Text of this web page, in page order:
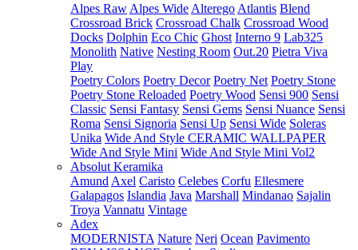
Alpes Raw Alpes Wide Alterego Atlantis Blend
Crossroad Brick Crossroad Chalk Crossroad Wood
Docks Dolphin Eco Chic Ghost Interno 9 Lab325
Monolith Native Nesting Room Out.20 Pietra Viva
Play
Poetry Colors Poetry Decor Poetry Net Poetry Stone
Poetry Stone Reloaded Poetry Wood Sensi 900 Sensi
Classic Sensi Fantasy Sensi Gems Sensi Nuance Sensi
Roma Sensi Signoria Sensi Up Sensi Wide Soleras
Unika Wide And Style CERAMIC WALLPAPER
Wide And Style Mini Wide And Style Mini Vol2
Absolut Keramika
Amund Axel Caristo Celebes Corfu Ellesmere
Galapagos Islandia Java Marshall Mindanao Sajalin
Troya Vannatu Vintage
Adex
MODERNISTA Nature Neri Ocean Pavimento